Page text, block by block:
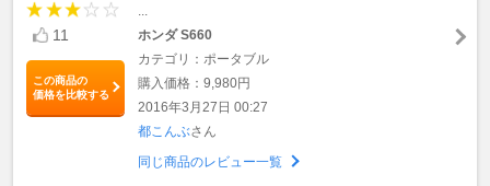
11
この商品の
価格を比較する
ホンダ S660
カテゴリ：ポータブル
購入価格：9,980円
2016年3月27日 00:27
都こんぶさん
同じ商品のレビュー一覧